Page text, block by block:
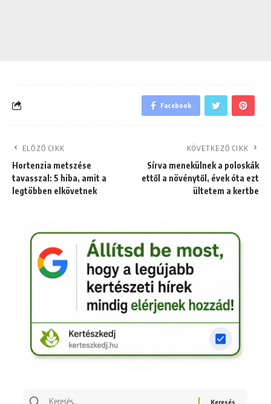
Facebook
ELŐZŐ CIKK
Hortenzia metszése
tavasszal: 5 hiba, amit a
legtöbben elkövetnek
KÖVETKEZŐ CIKK
Sírva menekülnek a poloskák
ettől a növénytől, évek óta ezt
ültetem a kertbe
Keresés